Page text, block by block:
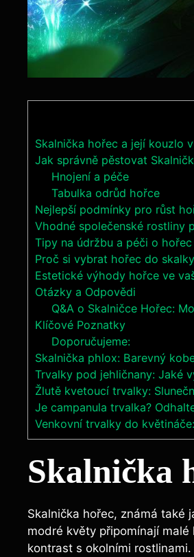
Skalnička hořec a její kouzlo
Jak správně pěstovat
Hnojení a péče
Tabulka odrůd hořce
Nejlepší podmínky pro růst
Vhodné společenské rostliny
Tipy na údržbu a péči o hořec
Proč si vybrat hořec do skalky
Estetické výhody hořce ve
Otázky a Odpovědi
Q&A o Skalničce Hořec:
Klíčové Poznatky
Doporučujeme:
Skalnička phlox: Barevný
Trvalky pod jehličnany: Jaké
Žlutě kvetoucí trvalky:
Je campanula trvalka?
Venkovní trvalky do
Skalnička
Skalnička hořec, známá také
modré květy připomínají
kontrast s okolními